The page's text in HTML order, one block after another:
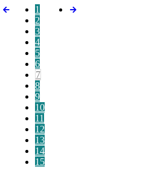
1
2
3
4
5
6
7
8
9
10
11
12
13
14
15